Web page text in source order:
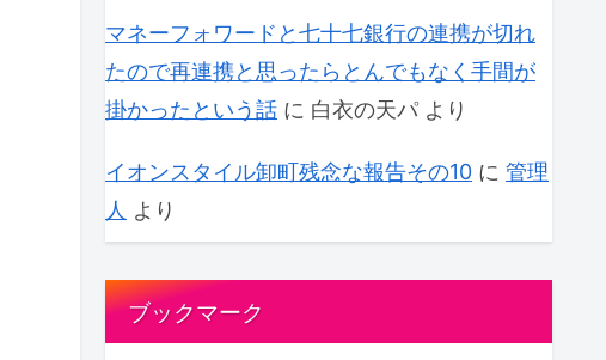
マネーフォワードと七十七銀行の連携が切れ
たので再連携と思ったらとんでもなく手間が
掛かったという話 に 白衣の天パより
イオンスタイル卸町残念な報告その10 に 管理
人 より
ブックマーク